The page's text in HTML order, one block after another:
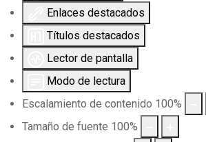
Enlaces destacados
Títulos destacados
Lector de pantalla
Modo de lectura
Escalamiento de contenido 100%
Tamaño de fuente 100%